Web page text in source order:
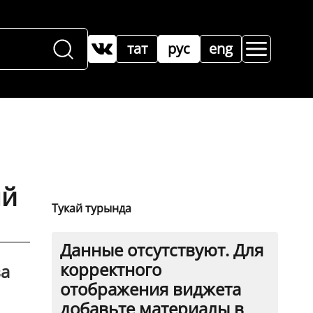
рус
тат eng
Тукай турында
Данные отсутствуют. Для
корректного
отображения виджета